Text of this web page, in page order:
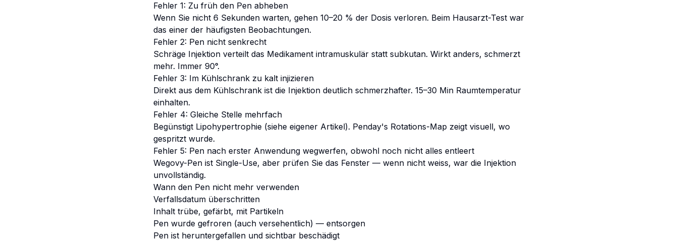
Fehler 1: Zu früh den Pen abheben
Wenn Sie nicht 6 Sekunden warten, gehen 10–20 % der Dosis verloren. Beim Hausarzt-Test war
das einer der häufigsten Beobachtungen.
Fehler 2: Pen nicht senkrecht
Schräge Injektion verteilt das Medikament intramuskulär statt subkutan. Wirkt anders, schmerzt
mehr. Immer 90°.
Fehler 3: Im Kühlschrank zu kalt injizieren
Direkt aus dem Kühlschrank ist die Injektion deutlich schmerzhafter. 15–30 Min Raumtemperatur
einhalten.
Fehler 4: Gleiche Stelle mehrfach
Begünstigt Lipohypertrophie (siehe eigener Artikel). Penday's Rotations-Map zeigt visuell, wo
gespritzt wurde.
Fehler 5: Pen nach erster Anwendung wegwerfen, obwohl noch nicht alles entleert
Wegovy-Pen ist Single-Use, aber prüfen Sie das Fenster — wenn nicht weiss, war die Injektion
unvollständig.
Wann den Pen nicht mehr verwenden
Verfallsdatum überschritten
Inhalt trübe, gefärbt, mit Partikeln
Pen wurde gefroren (auch versehentlich) — entsorgen
Pen ist heruntergefallen und sichtbar beschädigt